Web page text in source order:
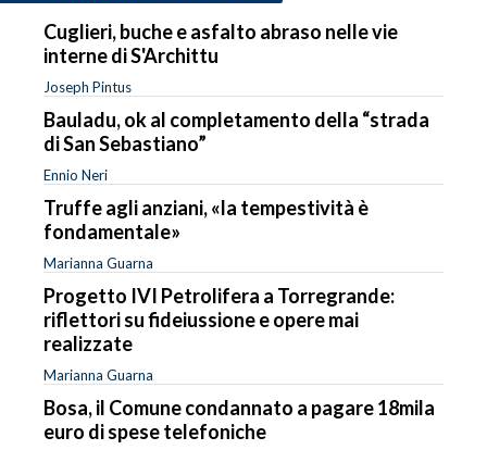
Cuglieri, buche e asfalto abraso nelle vie
interne di S'Archittu
Joseph Pintus
Bauladu, ok al completamento della “strada
di San Sebastiano”
Ennio Neri
Truffe agli anziani, «la tempestività è
fondamentale»
Marianna Guarna
Progetto IVI Petrolifera a Torregrande:
riflettori su fideiussione e opere mai
realizzate
Marianna Guarna
Bosa, il Comune condannato a pagare 18mila
euro di spese telefoniche